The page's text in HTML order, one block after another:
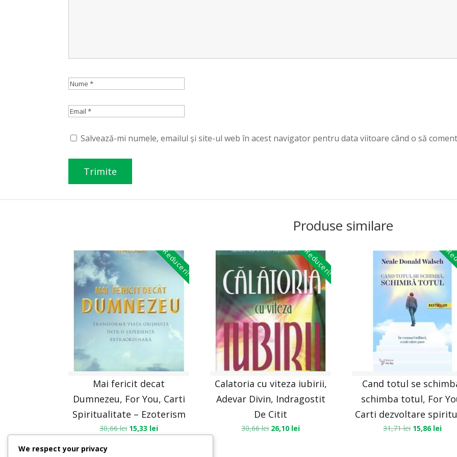
Salvează-mi numele, emailul și site-ul web în acest navigator pentru data viitoare când o să
Produse similare
Reduceri!
Mai fericit decat
Dumnezeu, For You, Carti
Spiritualitate – Ezoterism
30,66lei 15,33 lei
Reduceri!
Calatoria cu viteza iubirii,
Adevar Divin, Indragostit
De Citit
30,66lei 26,10 lei
Cand totul se
schimba totul, For
Carti dezvoltare
31,71lei 15,86 lei
We respect your privacy